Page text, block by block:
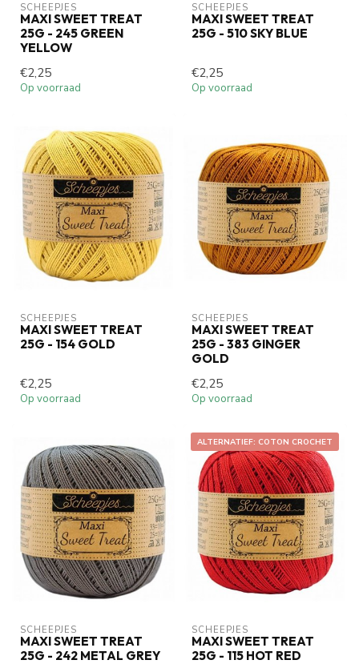
SCHEEPJES
MAXI SWEET TREAT
25G - 245 GREEN
YELLOW
€2,25
Op voorraad
SCHEEPJES
MAXI SWEET TREAT
25G - 510 SKY BLUE
€2,25
Op voorraad
SCHEEPJES
MAXI SWEET TREAT
25G - 154 GOLD
€2,25
Op voorraad
SCHEEPJES
MAXI SWEET TREAT
25G - 383 GINGER
GOLD
€2,25
Op voorraad
SCHEEPJES
MAXI SWEET TREAT
25G - 242 METAL GREY
ALTERNATIEF: COTON CROCHET
SCHEEPJES
MAXI SWEET TREAT
25G - 115 HOT RED